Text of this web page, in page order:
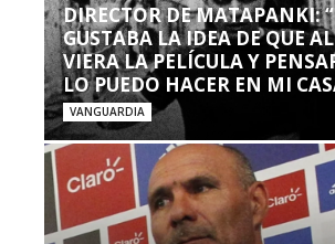
DIRECTOR DE MATAPANKI:
GUSTABA LA IDEA DE QUE
VIERA LA PELÍCULA Y
LO PUEDO HACER EN MI
VANGUARDIA